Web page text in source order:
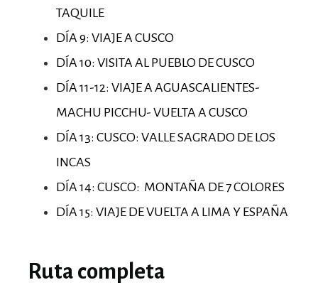
TAQUILE
DÍA 9: VIAJE A CUSCO
DÍA 10: VISITA AL PUEBLO DE CUSCO
DÍA 11-12: VIAJE A AGUASCALIENTES-
MACHU PICCHU- VUELTA A CUSCO
DÍA 13: CUSCO: VALLE SAGRADO DE LOS
INCAS
DÍA 14: CUSCO: MONTAÑA DE 7 COLORES
DÍA 15: VIAJE DE VUELTA A LIMA Y ESPAÑA
Ruta completa